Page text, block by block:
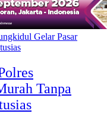
Tanpa